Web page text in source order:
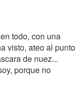
todo, con una
visto, ateo al punto
de nuez...
porque no